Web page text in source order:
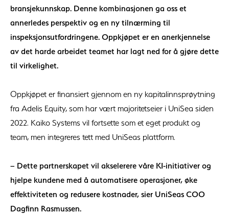
bransjekunnskap. Denne kombinasjonen ga oss et
annerledes perspektiv og en ny tilnærming til
inspeksjonsutfordringene. Oppkjøpet er en anerkjennelse
av det harde arbeidet teamet har lagt ned for å gjøre dette
til virkelighet.
Oppkjøpet er finansiert gjennom en ny kapitalinnsprøytning
fra Adelis Equity, som har vært majoritetseier i UniSea siden
2022. Kaiko Systems vil fortsette som et eget produkt og
team, men integreres tett med UniSeas plattform.
– Dette partnerskapet vil akselerere våre KI-initiativer og
hjelpe kundene med å automatisere operasjoner, øke
effektiviteten og redusere kostnader, sier UniSeas COO
Dagfinn Rasmussen.